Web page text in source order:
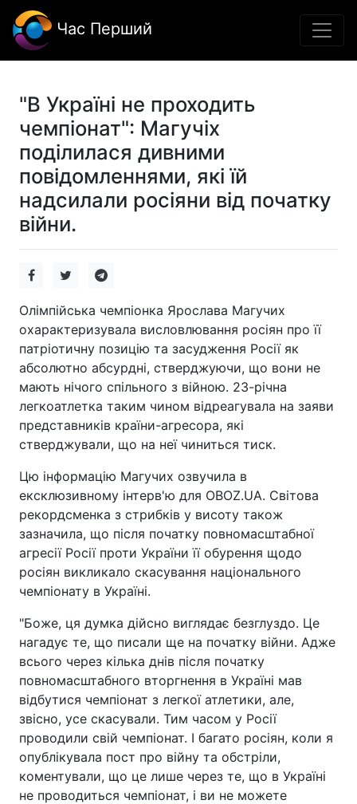
Час Перший
"В Україні не проходить
чемпіонат": Магучіх
поділилася дивними
повідомленнями, які їй
надсилали росіяни від початку
війни.
Олімпійська чемпіонка Ярослава Магучих
охарактеризувала висловлювання росіян про її
патріотичну позицію та засудження Росії як
абсолютно абсурдні, стверджуючи, що вони не
мають нічого спільного з війною. 23-річна
легкоатлетка таким чином відреагувала на заяви
представників країни-агресора, які
стверджували, що на неї чиниться тиск.
Цю інформацію Магучих озвучила в
ексклюзивному інтерв'ю для OBOZ.UA. Світова
рекордсменка з стрибків у висоту також
зазначила, що після початку повномасштабної
агресії Росії проти України її обурення щодо
росіян викликало скасування національного
чемпіонату в Україні.
"Боже, ця думка дійсно виглядає безглуздо. Це
нагадує те, що писали ще на початку війни. Адже
всього через кілька днів після початку
повномасштабного вторгнення в Україні мав
відбутися чемпіонат з легкої атлетики, але,
звісно, усе скасували. Тим часом у Росії
проводили свій чемпіонат. І багато росіян, коли я
опублікувала пост про війну та обстріли,
коментували, що це лише через те, що в Україні
не проводиться чемпіонат, і ви не можете